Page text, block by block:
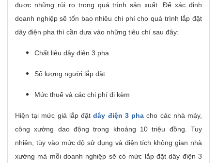
được những rủi ro trong quá trình sản xuất. Để xác định
doanh nghiệp sẽ tốn bao nhiêu chi phí cho quá trình lắp đặt
dây điện pha thì cần dựa vào những tiêu chí sau đây:
Chất liệu dây điện 3 pha
Số lượng người lắp đặt
Mức thuế và các chi phí đi kèm
Hiện tại mức giá lắp đặt dây điện 3 pha cho các nhà máy,
công xưởng dao động trong khoảng 10 triệu đồng. Tuy
nhiên, tùy vào mức độ sử dụng và diện tích không gian nhà
xưởng mà mỗi doanh nghiệp sẽ có mức lắp đặt dây điện 3